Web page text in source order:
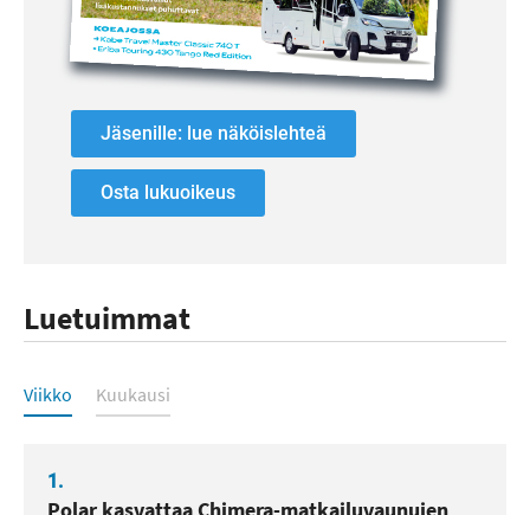
Jäsenille: lue näköislehteä
Osta lukuoikeus
Luetuimmat
Luetuimmat
Viikko Kuukausi
1.
Polar kasvattaa Chimera-matkailuvaunujen